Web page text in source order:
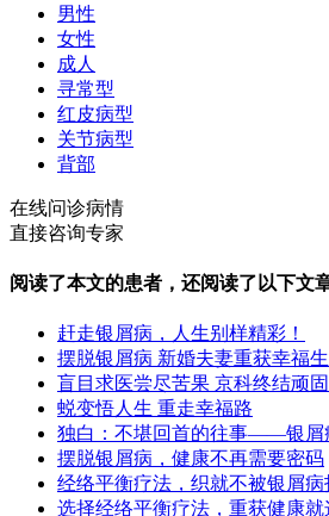
男性
女性
成人
寻常型
红皮病型
关节病型
背部
在线问诊病情
直接咨询专家
阅读了本文的患者，还阅读了以下文
赶走银屑病，人生别样精彩！
摆脱银屑病 新婚夫妻重获幸福
盲目求医尝尽苦果 京科终结顽
蜕变悟人生 重走幸福路
独白：不堪回首的往事——银屑
摆脱银屑病，健康不再需要密码
经络平衡疗法，织就不被银屑病
选择经络平衡疗法，重获健康就